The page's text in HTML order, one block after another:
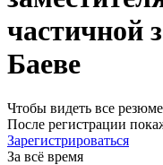
частичной
Баеве
Чтобы видеть все
После регистрации
Зарегистрироваться
За всё время